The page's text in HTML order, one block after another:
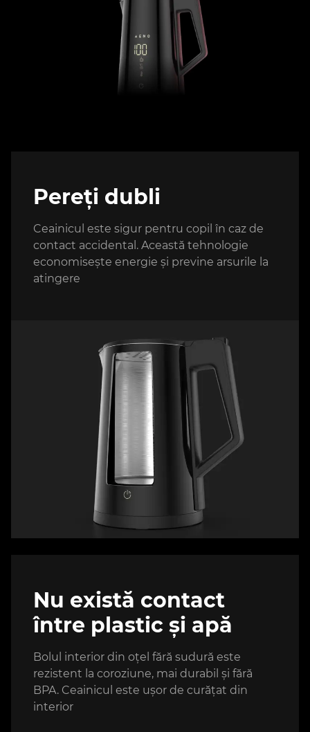
Pereți dubli
Ceainicul este sigur pentru copil în caz de
contact accidental. Această tehnologie
economisește energie și previne arsurile la
atingere
Nu există contact
între plastic și apă
Bolul interior din oțel fără sudură este
rezistent la coroziune, mai durabil și fără
BPA. Ceainicul este ușor de curățat din
interior